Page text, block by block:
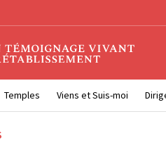
Temples Viens et Suis-moi